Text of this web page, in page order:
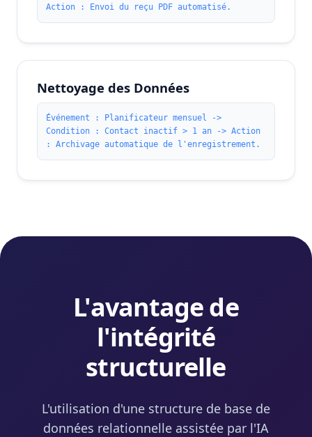
Action : Envoi du reçu PDF automatisé.
Nettoyage des Données
Événement : Planificateur mensuel ->
Condition : Contact inactif > 1 an -> Action
: Archivage automatique de l'enregistrement.
L'avantage de
l'intégrité
structurelle
L'utilisation d'une structure de base de
données relationnelle assistée par l'IA